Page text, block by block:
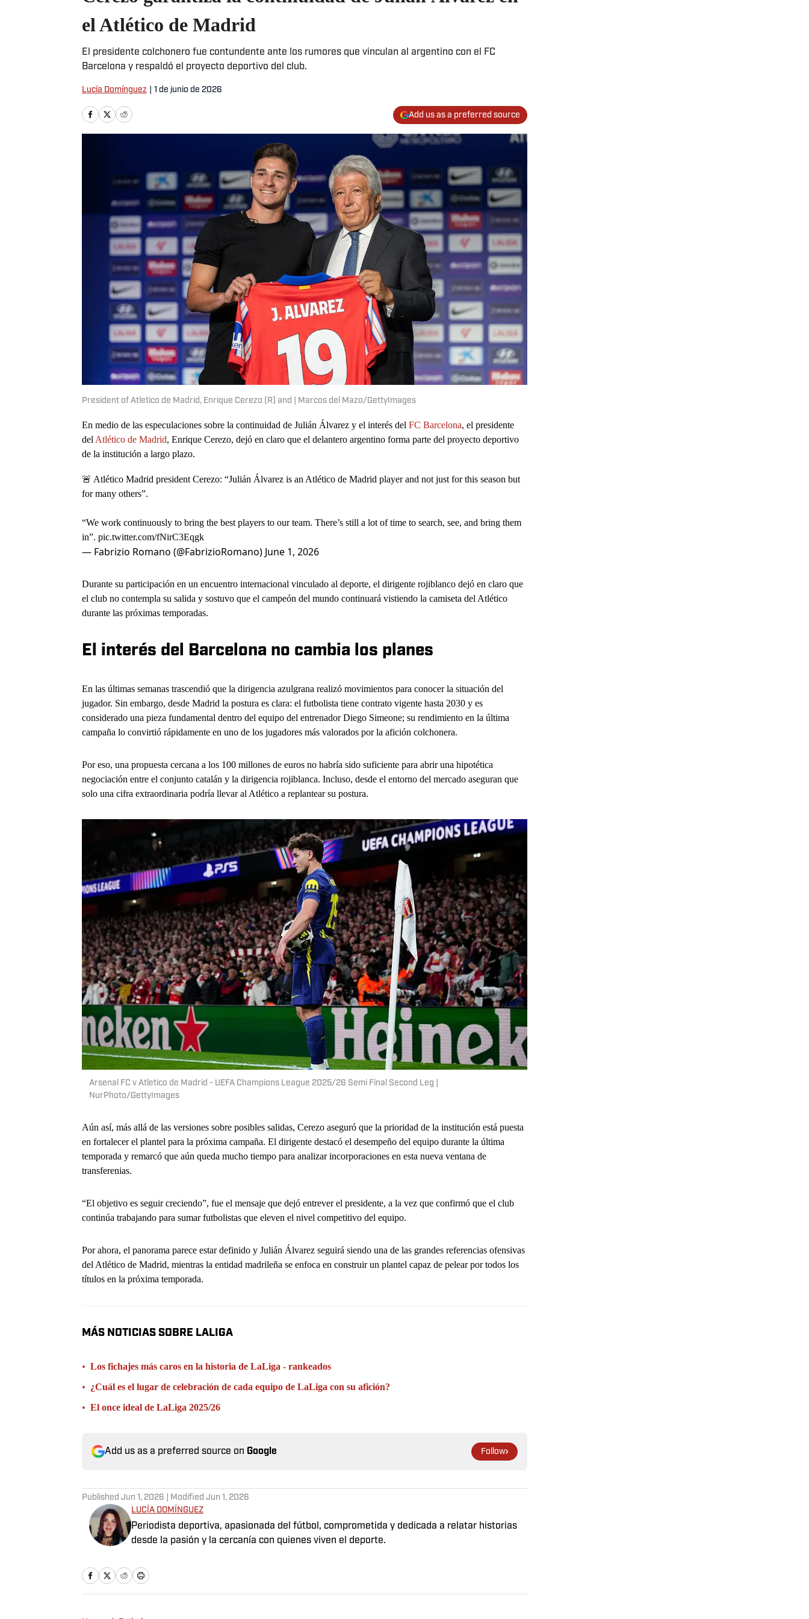
el Atlético de Madrid
El presidente colchonero fue contundente ante los rumores que vinculan al argentino con el FC
Barcelona y respaldó el proyecto deportivo del club.
Lucía Domínguez 1 de junio de 2026
Add us as a preferred source
President of Atletico de Madrid, Enrique Cerezo (R) and | Marcos del Mazo/GettyImages
En medio de las especulaciones sobre la continuidad de Julián Álvarez y el interés del FC Barcelona, el presidente
del Atlético de Madrid, Enrique Cerezo, dejó en claro que el delantero argentino forma parte del proyecto deportivo
de la institución a largo plazo.
🚨 Atlético Madrid president Cerezo: “Julián Álvarez is an Atlético de Madrid player and not just for this season but
for many others”.
“We work continuously to bring the best players to our team. There’s still a lot of time to search, see, and bring them
in”. pic.twitter.com/fNirC3Eqgk
— Fabrizio Romano (@FabrizioRomano) June 1, 2026
Durante su participación en un encuentro internacional vinculado al deporte, el dirigente rojiblanco dejó en claro que
el club no contempla su salida y sostuvo que el campeón del mundo continuará vistiendo la camiseta del Atlético
durante las próximas temporadas.
El interés del Barcelona no cambia los planes
En las últimas semanas trascendió que la dirigencia azulgrana realizó movimientos para conocer la situación del
jugador. Sin embargo, desde Madrid la postura es clara: el futbolista tiene contrato vigente hasta 2030 y es
considerado una pieza fundamental dentro del equipo del entrenador Diego Simeone; su rendimiento en la última
campaña lo convirtió rápidamente en uno de los jugadores más valorados por la afición colchonera.
Por eso, una propuesta cercana a los 100 millones de euros no habría sido suficiente para abrir una hipotética
negociación entre el conjunto catalán y la dirigencia rojiblanca. Incluso, desde el entorno del mercado aseguran que
solo una cifra extraordinaria podría llevar al Atlético a replantear su postura.
Arsenal FC v Atletico de Madrid - UEFA Champions League 2025/26 Semi Final Second Leg |
NurPhoto/GettyImages
Aún así, más allá de las versiones sobre posibles salidas, Cerezo aseguró que la prioridad de la institución está puesta
en fortalecer el plantel para la próxima campaña. El dirigente destacó el desempeño del equipo durante la última
temporada y remarcó que aún queda mucho tiempo para analizar incorporaciones en esta nueva ventana de
transferenias.
“El objetivo es seguir creciendo”, fue el mensaje que dejó entrever el presidente, a la vez que confirmó que el club
continúa trabajando para sumar futbolistas que eleven el nivel competitivo del equipo.
Por ahora, el panorama parece estar definido y Julián Álvarez seguirá siendo una de las grandes referencias ofensivas
del Atlético de Madrid, mientras la entidad madrileña se enfoca en construir un plantel capaz de pelear por todos los
títulos en la próxima temporada.
MÁS NOTICIAS SOBRE LALIGA
• Los fichajes más caros en la historia de LaLiga - rankeados
• ¿Cuál es el lugar de celebración de cada equipo de LaLiga con su afición?
• El once ideal de LaLiga 2025/26
Add us as a preferred source on Google Follow
Published Jun 1, 2026 | Modified Jun 1, 2026
LUCÍA DOMÍNGUEZ
Periodista deportiva, apasionada del fútbol, comprometida y dedicada a relatar historias
desde la pasión y la cercanía con quienes viven el deporte.